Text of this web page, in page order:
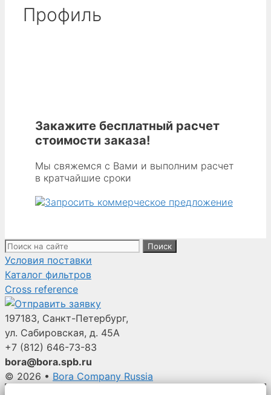
Профиль
Закажите бесплатный расчет
стоимости заказа!
Мы свяжемся с Вами и выполним расчет
в кратчайшие сроки
Поиск:
Условия поставки
Каталог фильтров
Cross reference
197183, Санкт-Петербург,
ул. Сабировская, д. 45А
+7 (812) 646-73-83
bora@bora.spb.ru
© 2026 • Bora Company Russia